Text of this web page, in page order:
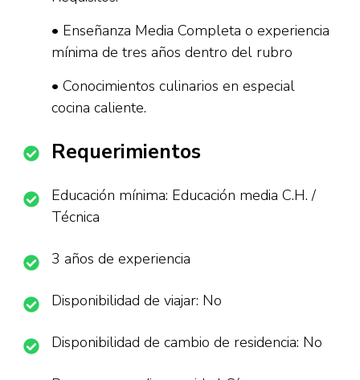
• Enseñanza Media Completa o experiencia
mínima de tres años dentro del rubro
• Conocimientos culinarios en especial
cocina caliente.
Requerimientos
Educación mínima: Educación media C.H. /
Técnica
3 años de experiencia
Disponibilidad de viajar: No
Disponibilidad de cambio de residencia: No